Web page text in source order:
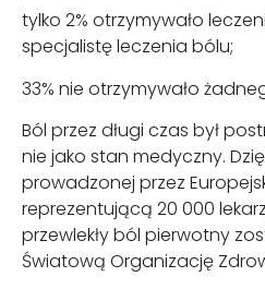
tylko 2% otrzymywało
specjalistę leczenia bólu;
33% nie otrzymywało
Ból przez długi czas był
nie jako stan medyczny.
prowadzonej przez
reprezentującą 20 000
przewlekły ból pierwotny
Światową Organizację